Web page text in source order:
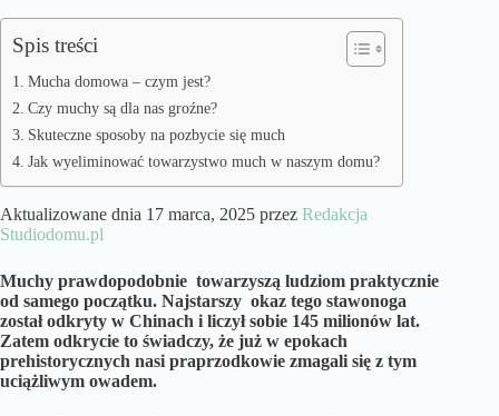
Spis treści
Mucha domowa – czym jest?
Czy muchy są dla nas groźne?
Skuteczne sposoby na pozbycie się much
Jak wyeliminować towarzystwo much w naszym domu?
Aktualizowane dnia 17 marca, 2025 przez Redakcja
Studiodomu.pl
Muchy prawdopodobnie towarzyszą ludziom praktycznie
od samego początku. Najstarszy okaz tego stawonoga
został odkryty w Chinach i liczył sobie 145 milionów lat.
Zatem odkrycie to świadczy, że już w epokach
prehistorycznych nasi praprzodkowie zmagali się z tym
uciążliwym owadem.